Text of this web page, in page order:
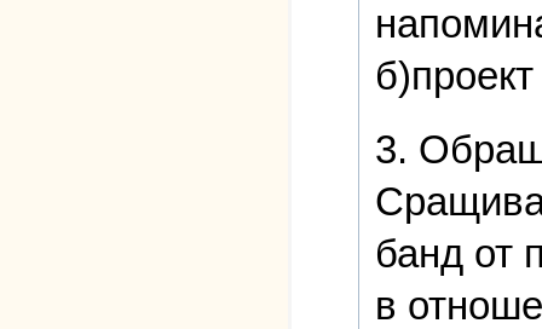
3.
банд от
в